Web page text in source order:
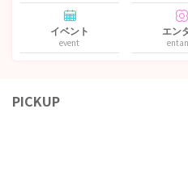
イベント
event
エン
PICKUP